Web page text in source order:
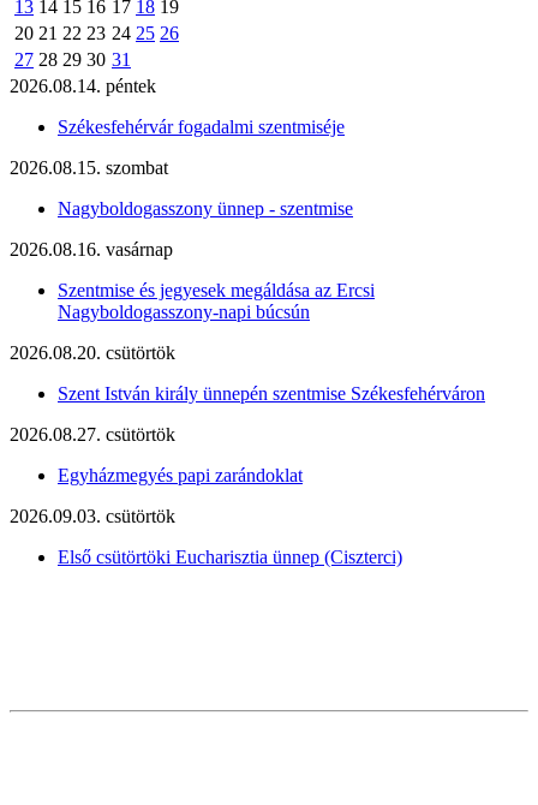
13 14 15 16 17 18 19
20 21 22 23 24 25 26
27 28 29 30 31
2026.08.14. péntek
Székesfehérvár fogadalmi szentmiséje
2026.08.15. szombat
Nagyboldogasszony ünnep - szentmise
2026.08.16. vasárnap
Szentmise és jegyesek megáldása az Ercsi
Nagyboldogasszony-napi búcsún
2026.08.20. csütörtök
Szent István király ünnepén szentmise Székesfehérváron
2026.08.27. csütörtök
Egyházmegyés papi zarándoklat
2026.09.03. csütörtök
Első csütörtöki Eucharisztia ünnep (Ciszterci)